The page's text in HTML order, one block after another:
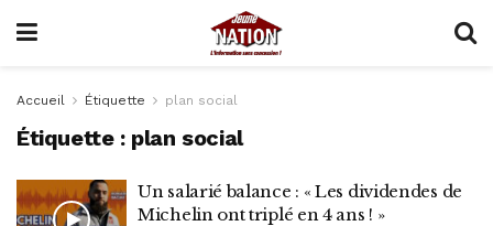
Accueil Étiquette plan social
Étiquette : plan social
Un salarié balance : « Les dividendes de
Michelin ont triplé en 4 ans ! »